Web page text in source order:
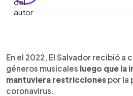
► Escuchar artículo
En el 2022, El Salvador recibió a
géneros musicales luego que la
mantuviera restricciones por la
coronavirus.